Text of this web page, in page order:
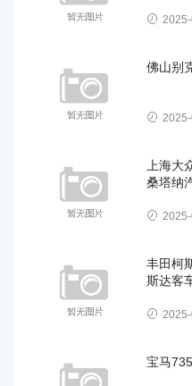
佛山别
上海大
桑塔纳
丰田柯
斯达客
宝马